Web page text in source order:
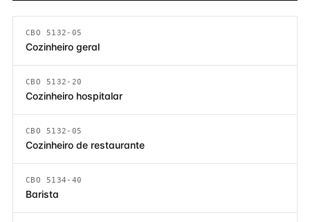
CBO 5132-05
Cozinheiro geral
CBO 5132-20
Cozinheiro hospitalar
CBO 5132-05
Cozinheiro de restaurante
CBO 5134-40
Barista